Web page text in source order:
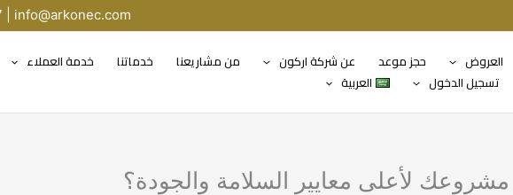
info@arkonec.com
العروض حجز موعد عن شركة اركون من مشاريعنا خدماتنا خدمة العملاء
تسجيل الدخول العربية
لأعلى معايير السلامة والجودة؟